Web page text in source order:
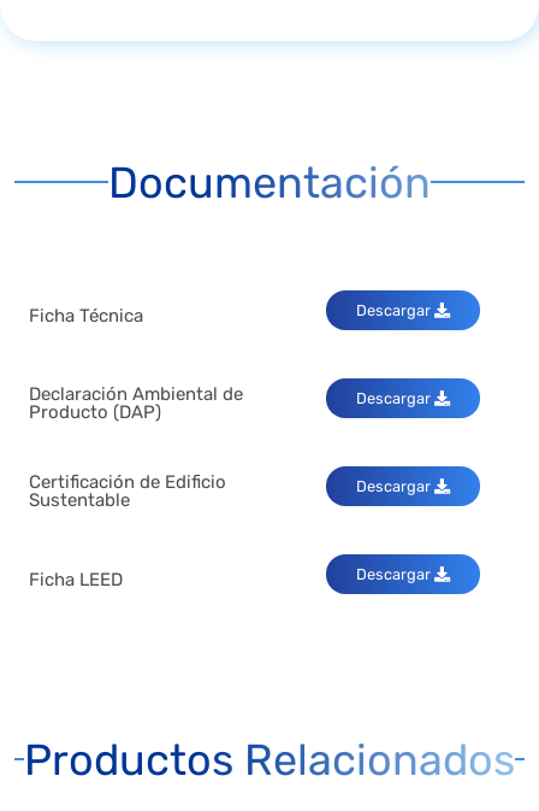
Documentación
Ficha Técnica Descargar
Declaración Ambiental de
Producto (DAP)
Descargar
Certificación de Edificio
Sustentable
Descargar
Ficha LEED Descargar
Productos Relacionados